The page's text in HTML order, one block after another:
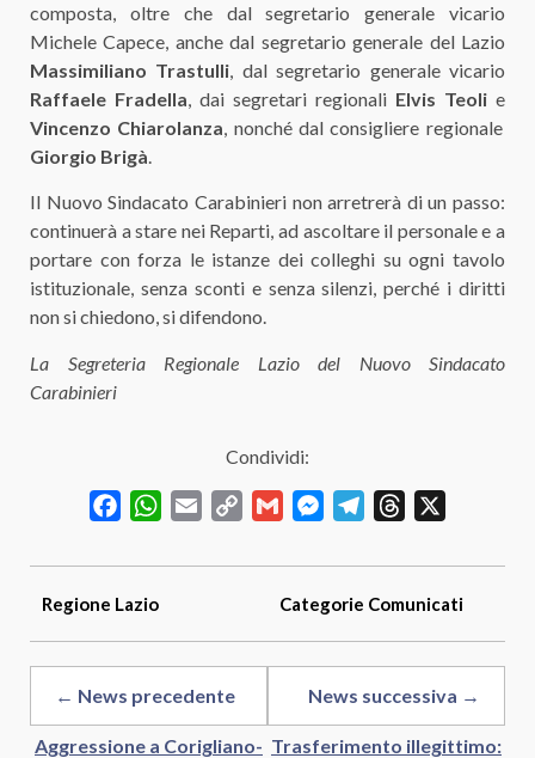
composta, oltre che dal segretario generale vicario
Michele Capece, anche dal segretario generale del Lazio
Massimiliano Trastulli, dal segretario generale vicario
Raffaele Fradella, dai segretari regionali Elvis Teoli e
Vincenzo Chiarolanza, nonché dal consigliere regionale
Giorgio Brigà.
Il Nuovo Sindacato Carabinieri non arretrerà di un passo:
continuerà a stare nei Reparti, ad ascoltare il personale e a
portare con forza le istanze dei colleghi su ogni tavolo
istituzionale, senza sconti e senza silenzi, perché i diritti
non si chiedono, si difendono.
La Segreteria Regionale Lazio del Nuovo Sindacato
Carabinieri
Condividi:
FacebookWhatsApp
Email
Copy
Gmail MessengerTelegramThreads
Regione Lazio Categorie Comunicati
← News precedente
Aggressione a Corigliano-
News successiva →
Trasferimento illegittimo: